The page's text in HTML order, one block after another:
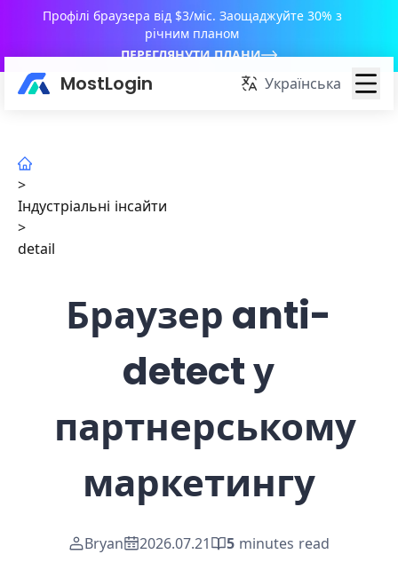
Профілі браузера від $3/міс. Заощаджуйте 30% з
річним планом
ПЕРЕГЛЯНУТИ ПЛАНИ
MostLogin Українська
>
Індустріальні інсайти
>
detail
Браузер anti-
detect у
партнерському
маркетингу
Bryan 2026.07.21 5 minutes read